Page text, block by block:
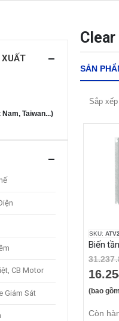
SẢN
Sắp
SKU:
(bao
Còn
XUẤT
Taiwan...)
CB Motor
Giám Sát